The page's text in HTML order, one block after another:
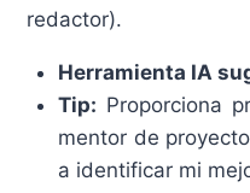
redactor).
Herramienta IA
Tip: Proporciona
mentor de
a identificar mi